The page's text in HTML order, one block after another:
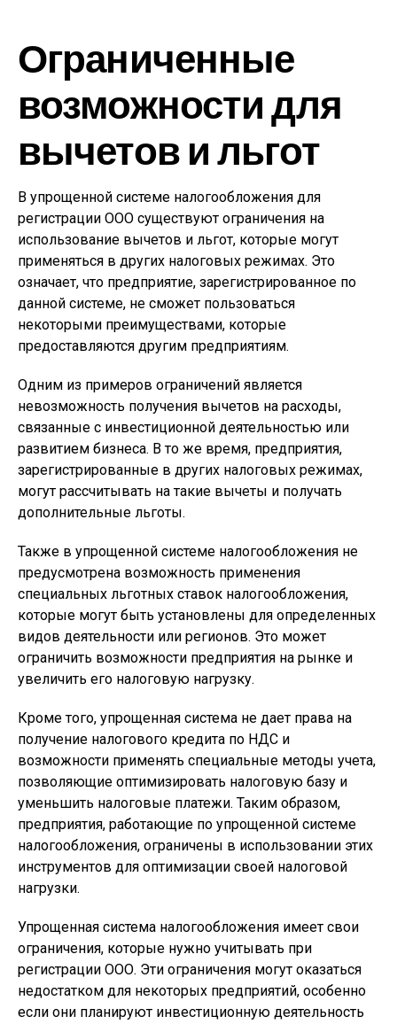
Ограниченные
возможности для
вычетов и льгот
В упрощенной системе налогообложения для
регистрации ООО существуют ограничения на
использование вычетов и льгот, которые могут
применяться в других налоговых режимах. Это
означает, что предприятие, зарегистрированное по
данной системе, не сможет пользоваться
некоторыми преимуществами, которые
предоставляются другим предприятиям.
Одним из примеров ограничений является
невозможность получения вычетов на расходы,
связанные с инвестиционной деятельностью или
развитием бизнеса. В то же время, предприятия,
зарегистрированные в других налоговых режимах,
могут рассчитывать на такие вычеты и получать
дополнительные льготы.
Также в упрощенной системе налогообложения не
предусмотрена возможность применения
специальных льготных ставок налогообложения,
которые могут быть установлены для определенных
видов деятельности или регионов. Это может
ограничить возможности предприятия на рынке и
увеличить его налоговую нагрузку.
Кроме того, упрощенная система не дает права на
получение налогового кредита по НДС и
возможности применять специальные методы учета,
позволяющие оптимизировать налоговую базу и
уменьшить налоговые платежи. Таким образом,
предприятия, работающие по упрощенной системе
налогообложения, ограничены в использовании этих
инструментов для оптимизации своей налоговой
нагрузки.
Упрощенная система налогообложения имеет свои
ограничения, которые нужно учитывать при
регистрации ООО. Эти ограничения могут оказаться
недостатком для некоторых предприятий, особенно
если они планируют инвестиционную деятельность